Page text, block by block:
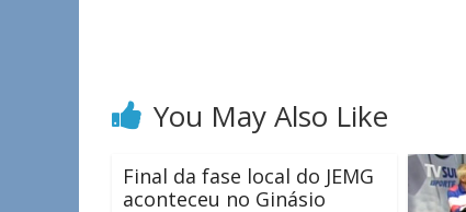
You May Also Like
Final da fase local do JEMG
aconteceu no Ginásio